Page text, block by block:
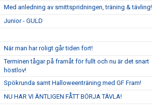
Med anledning av smittspridningen, träning & tävling!
Junior - GULD
När man har roligt går tiden fort!
Terminen tågar på framåt för fullt och nu är det snart
höstlov!
Spökrunda samt Halloweenträning med GF Fram!
NU HAR VI ÄNTLIGEN FÅTT BÖRJA TÄVLA!